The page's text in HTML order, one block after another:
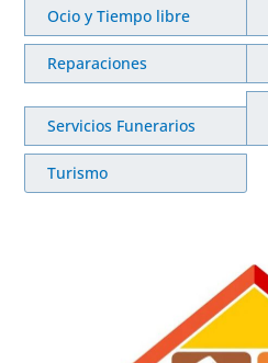
Ocio y Tiempo libre
Reparaciones
Servicios Funerarios
Turismo